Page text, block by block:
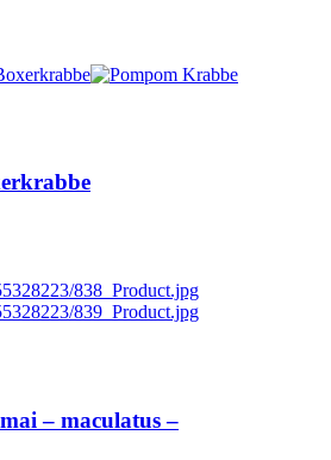
– maculatus –